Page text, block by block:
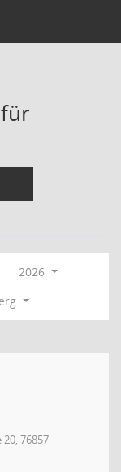
2026
76857